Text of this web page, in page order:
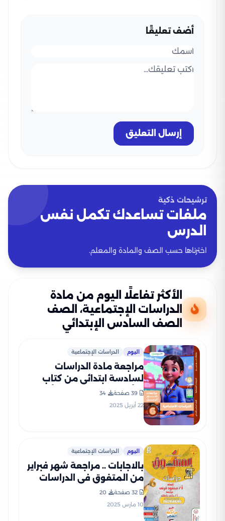
أضف تعليقًا
إرسال التعليق
ترشيحات ذكية
ملفات تساعدك تكمل نفس
الدرس
اخترناها حسب الصف والمادة والمعلم.
الأكثر تفاعلًا اليوم من مادة
الدراسات الإجتماعية، الصف
الصف السادس الإبتدائي
اليوم الدراسات الإجتماعية
مراجعة مادة الدراسات
لسادسة ابتدائي من كتاب
التأسيس السليم مقرر أبريل
2025 بصيغة PDF
39 صفحة
34
22 أبريل 2025
اليوم الدراسات الإجتماعية
بالاجابات .. مراجعة شهر فبراير
من المتفوق في الدراسات
الاجتماعيه لسادسة ابتدائي
الترم الثاني 2025 بصيغة PDF
32 صفحة
20
10 مارس 2025